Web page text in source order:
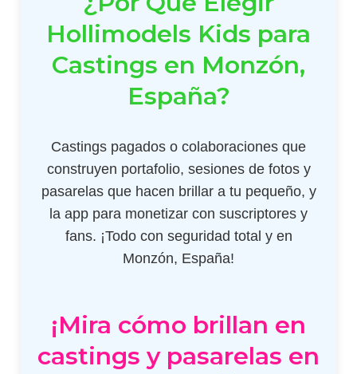
Hollimodels Kids para
Castings en Monzón,
España?
Castings pagados o colaboraciones que
construyen portafolio, sesiones de fotos y
pasarelas que hacen brillar a tu pequeño, y
la app para monetizar con suscriptores y
fans. ¡Todo con seguridad total y en
Monzón, España!
¡Mira cómo brillan en
castings y pasarelas en